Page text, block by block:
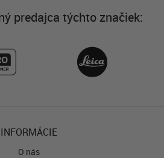
predajca týchto značiek:
INFORMÁCIE
O nás